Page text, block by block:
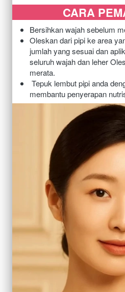
CARA
Bersihkan wajah sebelum
Oleskan dari pipi ke area
jumlah yang sesuai dan
seluruh wajah dan leher
merata.
Tepuk lembut pipi anda
membantu penyerapan